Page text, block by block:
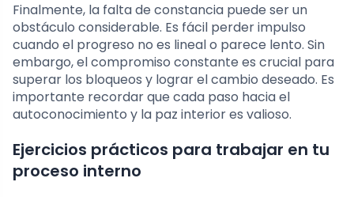
Finalmente, la falta de constancia puede ser un
obstáculo considerable. Es fácil perder impulso
cuando el progreso no es lineal o parece lento. Sin
embargo, el compromiso constante es crucial para
superar los bloqueos y lograr el cambio deseado. Es
importante recordar que cada paso hacia el
autoconocimiento y la paz interior es valioso.
Ejercicios prácticos para trabajar en tu
proceso interno